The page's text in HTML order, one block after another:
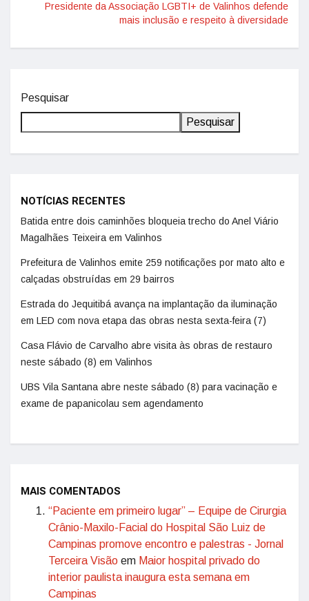
Presidente da Associação LGBTI+ de Valinhos defende
mais inclusão e respeito à diversidade
Pesquisar
Pesquisar
NOTÍCIAS RECENTES
Batida entre dois caminhões bloqueia trecho do Anel Viário
Magalhães Teixeira em Valinhos
Prefeitura de Valinhos emite 259 notificações por mato alto e
calçadas obstruídas em 29 bairros
Estrada do Jequitibá avança na implantação da iluminação
em LED com nova etapa das obras nesta sexta-feira (7)
Casa Flávio de Carvalho abre visita às obras de restauro
neste sábado (8) em Valinhos
UBS Vila Santana abre neste sábado (8) para vacinação e
exame de papanicolau sem agendamento
MAIS COMENTADOS
“Paciente em primeiro lugar” – Equipe de Cirurgia
Crânio-Maxilo-Facial do Hospital São Luiz de
Campinas promove encontro e palestras - Jornal
Terceira Visão em Maior hospital privado do
interior paulista inaugura esta semana em
Campinas